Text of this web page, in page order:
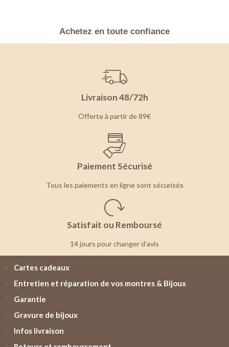
Achetez en toute confiance
Livraison 48/72h
Offerte à partir de 89€
Paiement Sécurisé
Tous les paiements en ligne sont sécurisés
Satisfait ou Remboursé
14 jours pour changer d'avis
Cartes cadeaux
Entretien et réparation de vos montres & Bijoux
Garantie
Gravure de bijoux
Infos livraison